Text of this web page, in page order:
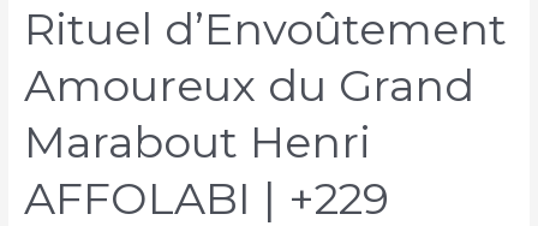
Rituel d’Envoûtement
Amoureux du Grand
Marabout Henri
AFFOLABI | +229